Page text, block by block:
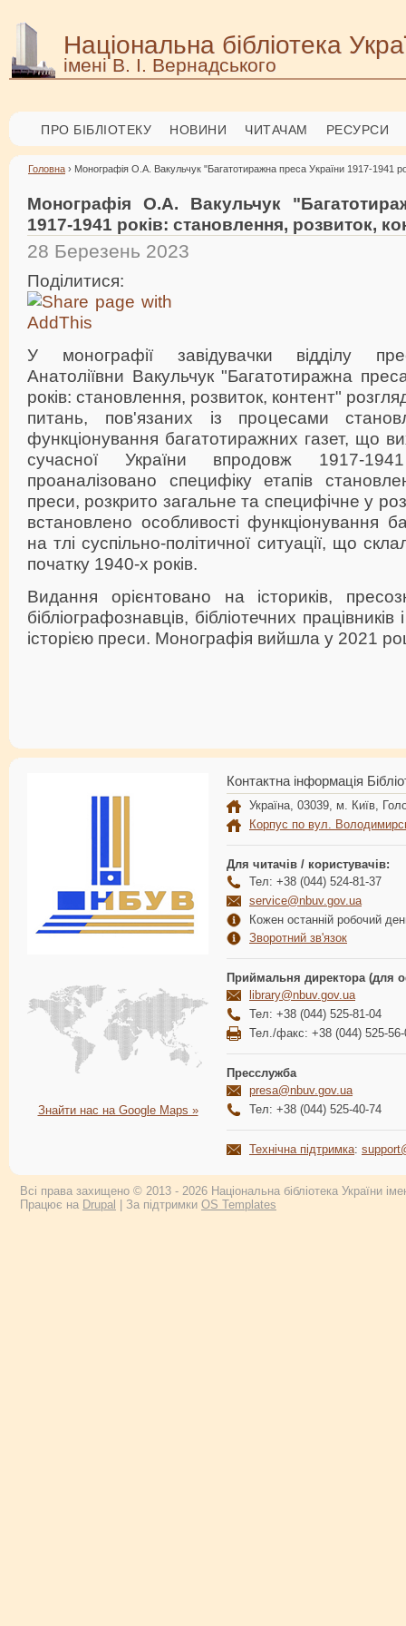
Національна бібліотека
імені В. І. Вернадського
ПРО БІБЛІОТЕКУ НОВИНИ ЧИТАЧАМ РЕСУРСИ
Головна › Монографія О.А. Вакульчук "Багатотиражна преса України 1917-1941
Монографія О.А. Вакульчук
1917-1941 років: становлення, розвиток,
28 Березень 2023
Поділитися:
У монографії завідувачки відділу
Анатоліївни Вакульчук "Багатотиражна
років: становлення, розвиток, контент"
питань, пов'язаних із процесами
функціонування багатотиражних газет, що
сучасної України впродовж 1917-
проаналізовано специфіку етапів
преси, розкрито загальне та специфічне у
встановлено особливості функціонування
на тлі суспільно-політичної ситуації, що
початку 1940-х років.
Видання орієнтовано на істориків,
бібліографознавців, бібліотечних працівників
історією преси. Монографія вийшла у 2021
Знайти нас на Google Maps »
Контактна інформація
Україна, 03039, м. Київ,
Корпус по вул.
Для читачів / користувачів:
Тел: +38 (044) 524-81-37
service@nbuv.gov.ua
Кожен останній робочий
Зворотний зв'язок
Приймальня директора (для
library@nbuv.gov.ua
Тел: +38 (044) 525-81-04
Тел./факс: +38 (044) 525-56-
Пресслужба
presa@nbuv.gov.ua
Тел: +38 (044) 525-40-74
Технічна підтримка:
Всі права захищено © 2013 - 2026 Національна бібліотека України
Працює на Drupal | За підтримки OS Templates